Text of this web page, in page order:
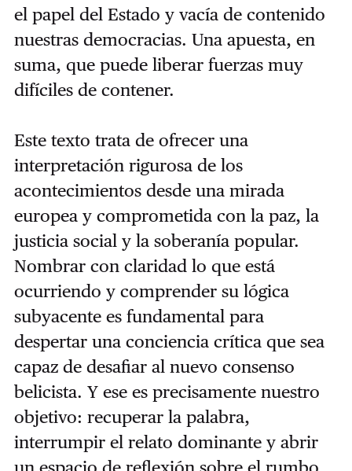
el papel del Estado y vacía de contenido
nuestras democracias. Una apuesta, en
suma, que puede liberar fuerzas muy
difíciles de contener.
Este texto trata de ofrecer una
interpretación rigurosa de los
acontecimientos desde una mirada
europea y comprometida con la paz, la
justicia social y la soberanía popular.
Nombrar con claridad lo que está
ocurriendo y comprender su lógica
subyacente es fundamental para
despertar una conciencia crítica que sea
capaz de desafiar al nuevo consenso
belicista. Y ese es precisamente nuestro
objetivo: recuperar la palabra,
interrumpir el relato dominante y abrir